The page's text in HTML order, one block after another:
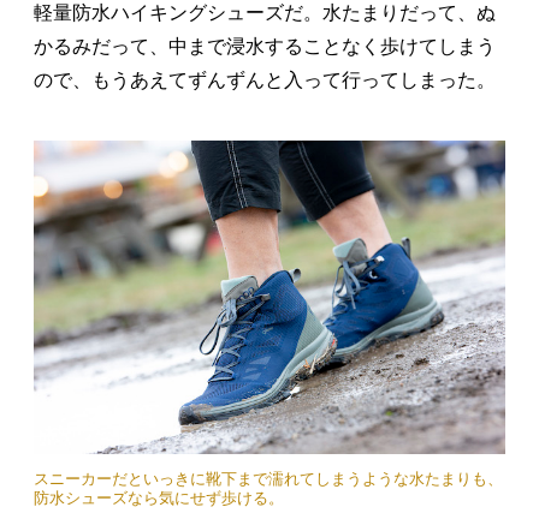
軽量防水ハイキングシューズだ。水たまりだって、ぬ
かるみだって、中まで浸水することなく歩けてしまう
ので、もうあえてずんずんと入って行ってしまった。
スニーカーだといっきに靴下まで濡れてしまうような水たまりも、
防水シューズなら気にせず歩ける。